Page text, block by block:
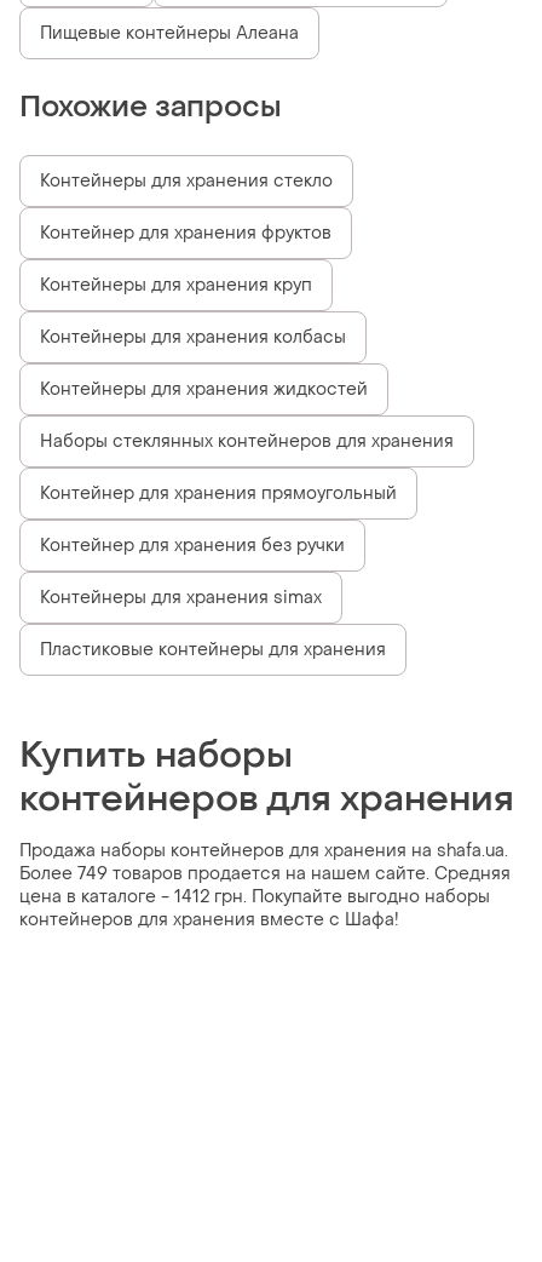
Пищевые контейнеры Алеана
Похожие запросы
Контейнеры для хранения стекло
Контейнер для хранения фруктов
Контейнеры для хранения круп
Контейнеры для хранения колбасы
Контейнеры для хранения жидкостей
Наборы стеклянных контейнеров для хранения
Контейнер для хранения прямоугольный
Контейнер для хранения без ручки
Контейнеры для хранения simax
Пластиковые контейнеры для хранения
Купить наборы
контейнеров для хранения
Продажа наборы контейнеров для хранения на shafa.ua.
Более 749 товаров продается на нашем сайте. Средняя
цена в каталоге - 1412 грн. Покупайте выгодно наборы
контейнеров для хранения вместе с Шафа!